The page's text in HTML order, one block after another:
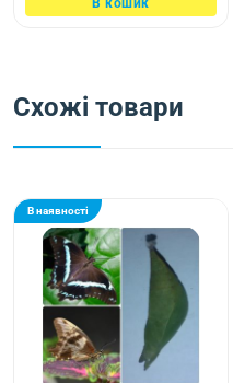
В кошик
Схожі товари
В наявності